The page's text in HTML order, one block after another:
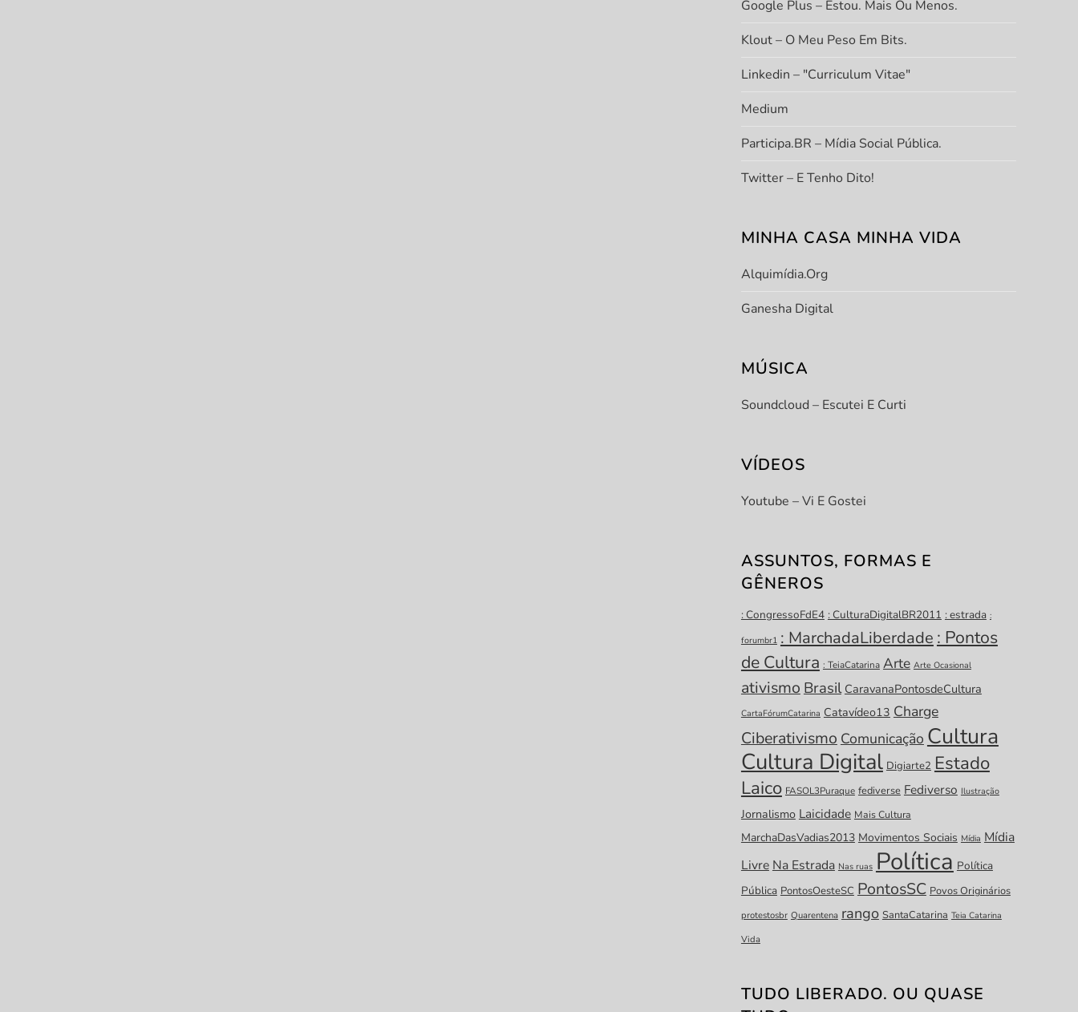
Google Plus – Estou. Mais Ou Menos.
Klout – O Meu Peso Em Bits.
Linkedin – "Curriculum Vitae"
Medium
Participa.BR – Mídia Social Pública.
Twitter – E Tenho Dito!
MINHA CASA MINHA VIDA
Alquimídia.org
Ganesha Digital
MÚSICA
Soundcloud – Escutei E Curti
VÍDEOS
Youtube – Vi E Gostei
ASSUNTOS, FORMAS E
GÊNEROS
: CongressoFdE4 : CulturaDigitalBR2011 : estrada :
forumbr1 : MarchadaLiberdade : Pontos
de Cultura : TeiaCatarina Arte Arte Ocasional
ativismo Brasil CaravanaPontosdeCultura
CartaFórumCatarina Catavídeo13 Charge
Ciberativismo Comunicação Cultura
Cultura Digital Digiarte2 Estado
Laico FASOL3Puraque fediverse Fediverso Ilustração
Jornalismo Laicidade Mais Cultura
MarchaDasVadias2013 Movimentos Sociais Mídia Mídia
Livre Na Estrada Nas ruas Política Política
Pública PontosOesteSC PontosSC Povos Originários
protestosbr Quarentena rango SantaCatarina Teia Catarina
Vida
TUDO LIBERADO. OU QUASE